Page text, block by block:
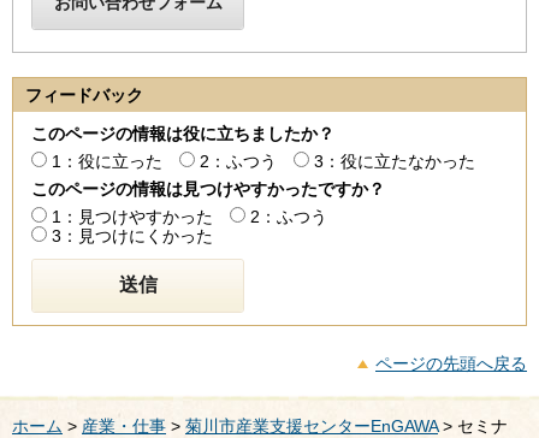
フィードバック
このページの情報は役に立ちましたか？
1：役に立った
2：ふつう
3：役に立たなかった
このページの情報は見つけやすかったですか？
1：見つけやすかった
2：ふつう
3：見つけにくかった
ページの先頭へ戻る
ホーム > 産業・仕事 > 菊川市産業支援センターEnGAWA> セミナ